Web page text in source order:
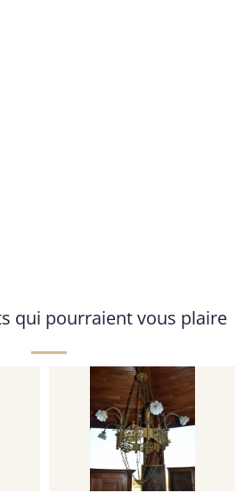
qui pourraient vous plaire